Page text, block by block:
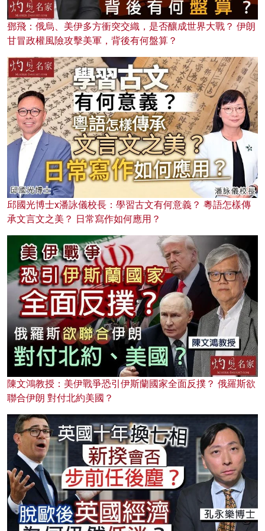
鄧飛：俄烏、美伊多方衝突交織，是否釀成世界大戰？ 伊朗
甘冒政權風險攻擊美軍，背後有何盤算？
邱國光博士x潘詠儀校長：學習古文有何意義？ 粵語怎樣傳
承文言文之美？ 日常寫作如何應用？
陳文鴻教授：美伊戰爭恐引伊斯蘭國家全面反撲？ 俄羅斯欲
聯合伊朗 對付北約美國？